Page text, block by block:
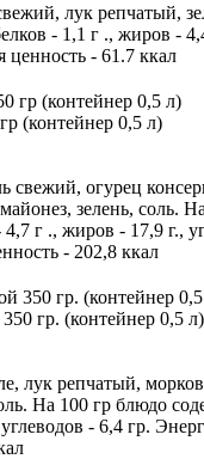
лук репчатый,
- 1,1 г ., жиров -
ценность - 61.7 ккал
(контейнер 0,5 л)
свежий, огурец
зелень, соль.
г ., жиров - 17,9 г.,
- 202,8 ккал
гр. (контейнер 0,5 л)
лук репчатый,
На 100 гр блюдо
- 6,4 гр.